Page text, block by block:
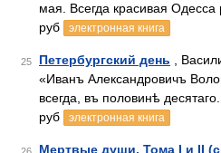
мая. Всегда красивая Одесса
руб
электронная книга
25 Петербургский день ,
«Иванъ Александровичъ
всегда, въ половинѣ
руб
электронная книга
Мертвые души. Тома I и II